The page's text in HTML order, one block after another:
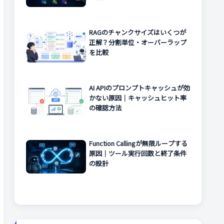
RAGのチャンクサイズはいくつが
正解？分割単位・オーバーラップ
を比較
AI APIのプロンプトキャッシュが効
かない原因｜キャッシュヒット率
の確認方法
Function Callingが無限ループする
原因｜ツール実行回数と終了条件
の設計